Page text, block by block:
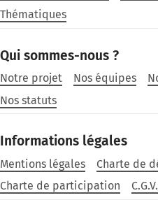
Thématiques
Qui sommes-nous ?
Notre projet Nos équipes
Nos statuts
Informations légales
Mentions légales
Charte de
Charte de participation
C.G.V.